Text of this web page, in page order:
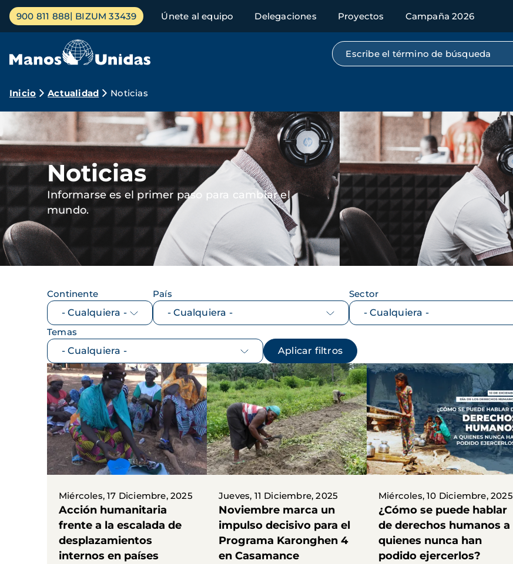
Pasar
contenido
Menú
principal
900 811 888 BIZUM 33439 Únete al equipo Delegaciones Proyectos Campaña 2026
Búsqueda por texto completo
Ruta
de
navegación
Inicio Actualidad Noticias
Imagen Imagen
Noticias
Informarse es el primer paso para cambiar el
mundo.
Continente País Sector
Temas
Miércoles, 17 Diciembre, 2025
Acción humanitaria
frente a la escalada de
desplazamientos
internos en países
Jueves, 11 Diciembre, 2025
Noviembre marca un
impulso decisivo para el
Programa Karonghen 4
en Casamance
Miércoles, 10 Diciembre, 2025
¿Cómo se puede hablar
de derechos humanos a
quienes nunca han
podido ejercerlos?